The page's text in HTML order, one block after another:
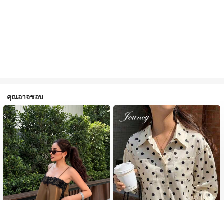
คุณอาจชอบ